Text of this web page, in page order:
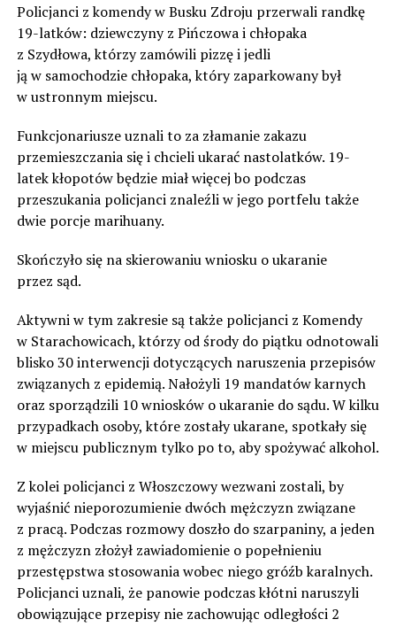
Policjanci z komendy w Busku Zdroju przerwali randkę
19-latków: dziewczyny z Pińczowa i chłopaka
z Szydłowa, którzy zamówili pizzę i jedli
ją w samochodzie chłopaka, który zaparkowany był
w ustronnym miejscu.
Funkcjonariusze uznali to za złamanie zakazu
przemieszczania się i chcieli ukarać nastolatków. 19-
latek kłopotów będzie miał więcej bo podczas
przeszukania policjanci znaleźli w jego portfelu także
dwie porcje marihuany.
Skończyło się na skierowaniu wniosku o ukaranie
przez sąd.
Aktywni w tym zakresie są także policjanci z Komendy
w Starachowicach, którzy od środy do piątku odnotowali
blisko 30 interwencji dotyczących naruszenia przepisów
związanych z epidemią. Nałożyli 19 mandatów karnych
oraz sporządzili 10 wniosków o ukaranie do sądu. W kilku
przypadkach osoby, które zostały ukarane, spotkały się
w miejscu publicznym tylko po to, aby spożywać alkohol.
Z kolei policjanci z Włoszczowy wezwani zostali, by
wyjaśnić nieporozumienie dwóch mężczyzn związane
z pracą. Podczas rozmowy doszło do szarpaniny, a jeden
z mężczyzn złożył zawiadomienie o popełnieniu
przestępstwa stosowania wobec niego gróźb karalnych.
Policjanci uznali, że panowie podczas kłótni naruszyli
obowiązujące przepisy nie zachowując odległości 2